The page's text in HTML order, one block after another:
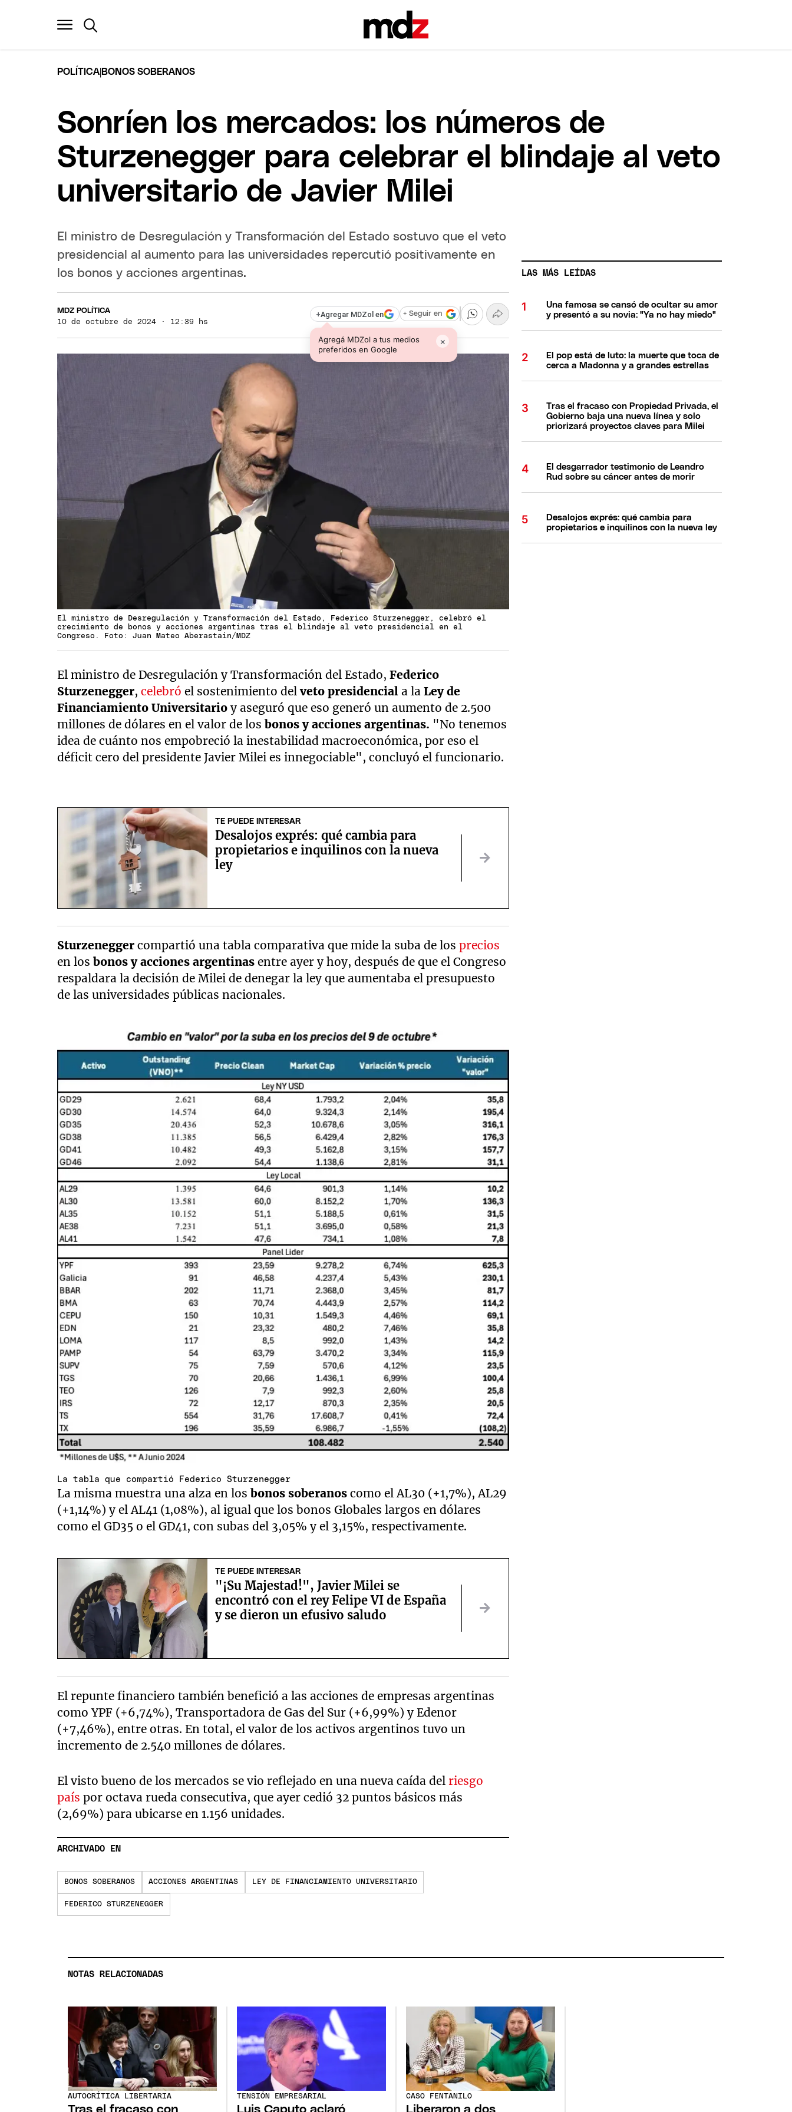
POLÍTICA BONOS SOBERANOS
Sonríen los mercados: los números de
Sturzenegger para celebrar el blindaje al veto
universitario de Javier Milei
El ministro de Desregulación y Transformación del Estado sostuvo que el veto
presidencial al aumento para las universidades repercutió positivamente en
los bonos y acciones argentinas.
MDZ POLÍTICA
10 de octubre de 2024 · 12:39 hs
+Agregar MDZol en
Agregá MDZol a tus medios
preferidos en Google
×
+ Seguir en
El ministro de Desregulación y Transformación del Estado, Federico Sturzenegger, celebró el
crecimiento de bonos y acciones argentinas tras el blindaje al veto presidencial en el
Congreso. Foto: Juan Mateo Aberastain/MDZ
El ministro de Desregulación y Transformación del Estado,Federico
Sturzenegger,celebróel sostenimiento delveto presidencial a laLey de
Financiamiento Universitario y aseguró que eso generó un aumento de 2.500
millones de dólares en el valor de losbonos y acciones argentinas. "No tenemos
idea de cuánto nos empobreció la inestabilidad macroeconómica, por eso el
déficit cero del presidente Javier Milei es innegociable", concluyó el funcionario.
TE PUEDE INTERESAR
Desalojos exprés: qué cambia para
propietarios e inquilinos con la nueva
ley
Sturzeneggercompartió una tabla comparativa que mide la suba de losprecios
en losbonos y acciones argentinas entre ayer y hoy, después de que el Congreso
respaldara la decisión de Milei de denegar la ley que aumentaba el presupuesto
de las universidades públicas nacionales.
La tabla que compartió Federico Sturzenegger
La misma muestra una alza en losbonos soberanos como el AL30 (+1,7%), AL29
(+1,14%) y el AL41 (1,08%), al igual que los bonos Globales largos en dólares
como el GD35 o el GD41, con subas del 3,05% y el 3,15%, respectivamente.
TE PUEDE INTERESAR
"¡Su Majestad!", Javier Milei se
encontró con el rey Felipe VI de España
y se dieron un efusivo saludo
El repunte financiero también benefició a las acciones de empresas argentinas
como YPF (+6,74%), Transportadora de Gas del Sur (+6,99%) y Edenor
(+7,46%), entre otras. En total, el valor de los activos argentinos tuvo un
incremento de 2.540 millones de dólares.
El visto bueno de los mercados se vio reflejado en una nueva caída del riesgo
paíspor octava rueda consecutiva, que ayer cedió 32 puntos básicos más
(2,69%) para ubicarse en 1.156 unidades.
ARCHIVADO EN
BONOS SOBERANOS ACCIONES ARGENTINAS LEY DE FINANCIAMIENTO UNIVERSITARIO
FEDERICO STURZENEGGER
LAS MÁS LEÍDAS
Una famosa se cansó de ocultar su amor
y presentó a su novia: "Ya no hay miedo"
El pop está de luto: la muerte que toca de
cerca a Madonna y a grandes estrellas
Tras el fracaso con Propiedad Privada, el
Gobierno baja una nueva línea y solo
priorizará proyectos claves para Milei
El desgarrador testimonio de Leandro
Rud sobre su cáncer antes de morir
Desalojos exprés: qué cambia para
propietarios e inquilinos con la nueva ley
NOTAS RELACIONADAS
AUTOCRÍTICA LIBERTARIA
Tras el fracaso con
TENSIÓN EMPRESARIAL
Luis Caputo aclaró
CASO FENTANILO
Liberaron a dos